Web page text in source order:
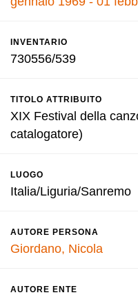
INVENTARIO
730556/539
TITOLO ATTRIBUITO
XIX Festival della
catalogatore)
LUOGO
Italia/Liguria/Sanremo
AUTORE PERSONA
Giordano, Nicola
AUTORE ENTE